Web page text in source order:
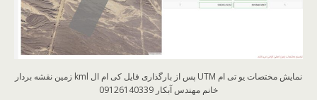
نمایش مختصات یو تی ام UTM پس از بارگذاری فایل کی ام ال kml زمین نقشه بردار
خانم مهندس آبکار 09126140339